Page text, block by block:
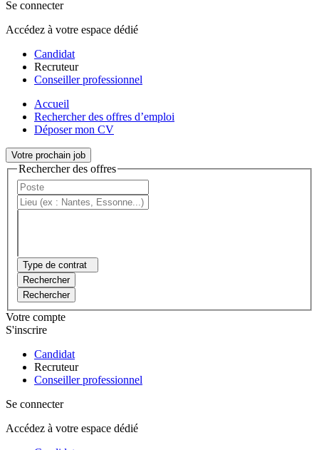
Se connecter
Accédez à votre espace dédié
Candidat
Recruteur
Conseiller professionnel
Accueil
Rechercher des offres d’emploi
Déposer mon CV
Votre prochain job
Rechercher des offres
Type de contrat
Rechercher
Rechercher
Votre compte
S'inscrire
Candidat
Recruteur
Conseiller professionnel
Se connecter
Accédez à votre espace dédié